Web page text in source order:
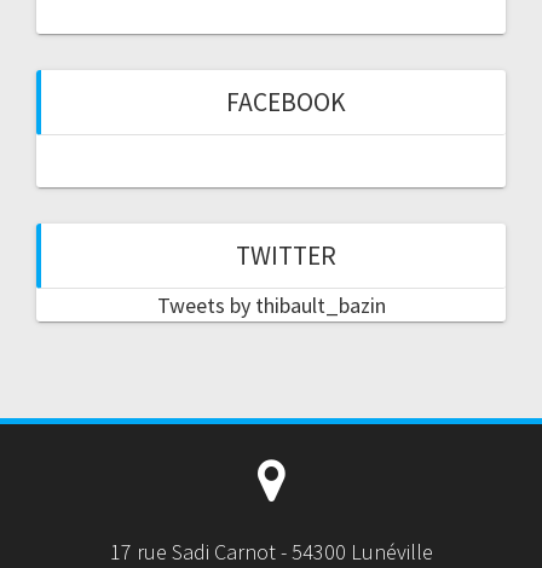
FACEBOOK
TWITTER
Tweets by thibault_bazin
17 rue Sadi Carnot - 54300 Lunéville